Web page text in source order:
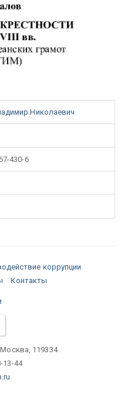
Николаевич
430-6
коррупции
Контакты
119334
13-44